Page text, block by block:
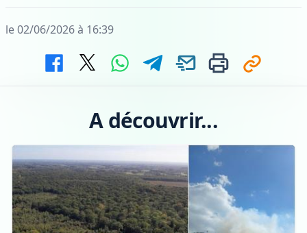
le 02/06/2026 à 16:39
A découvrir...